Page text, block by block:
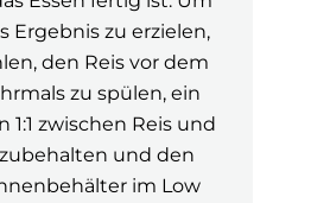
Ergebnis zu erzielen,
den Reis vor dem
zu spülen, ein
1:1 zwischen Reis und
und den
im Low